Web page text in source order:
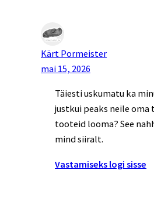
Kärt Pormeister
mai 15, 2026
Täiesti uskumatu ka
justkui peaks neile oma
tooteid looma? See
mind siiralt.
Vastamiseks logi sisse